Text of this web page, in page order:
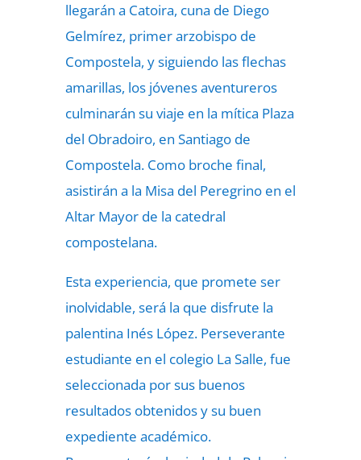
llegarán a Catoira, cuna de Diego
Gelmírez, primer arzobispo de
Compostela, y siguiendo las flechas
amarillas, los jóvenes aventureros
culminarán su viaje en la mítica Plaza
del Obradoiro, en Santiago de
Compostela. Como broche final,
asistirán a la Misa del Peregrino en el
Altar Mayor de la catedral
compostelana.
Esta experiencia, que promete ser
inolvidable, será la que disfrute la
palentina Inés López. Perseverante
estudiante en el colegio La Salle, fue
seleccionada por sus buenos
resultados obtenidos y su buen
expediente académico.